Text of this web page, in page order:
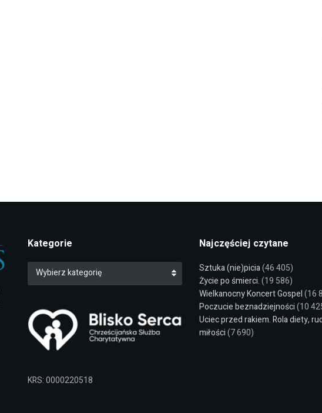
Kategorie
Wybierz kategorię
KRS: 0000220518
Najczęściej czytane
Sztuka (nie)picia(46 405)
Życie po śmierci.(19 586)
Wielkanocny Koncert Gospel(16
Poczucie beznadziejności(10
Uciec przed rakiem. Rola diety,
miłości(7 690)